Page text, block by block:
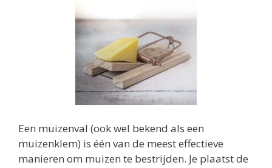
Een muizenval (ook wel bekend als een
muizenklem) is één van de meest effectieve
manieren om muizen te bestrijden. Je plaatst de